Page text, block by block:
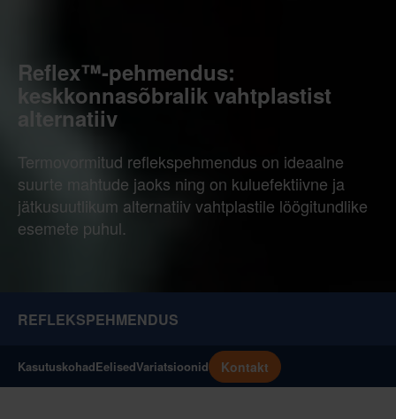
Reflex™-pehmendus:
keskkonnasõbralik vahtplastist
alternatiiv
Termovormitud reflekspehmendus on ideaalne
suurte mahtude jaoks ning on kuluefektiivne ja
jätkusuutlikum alternatiiv vahtplastile löögitundlike
esemete puhul.
REFLEKSPEHMENDUS
KasutuskohadEelisedVariatsioonid Kontakt